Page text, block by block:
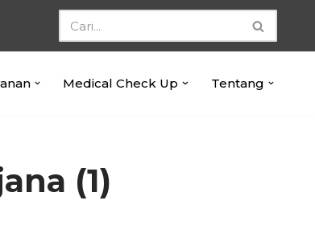
Medical Check Up Tentang
(1)